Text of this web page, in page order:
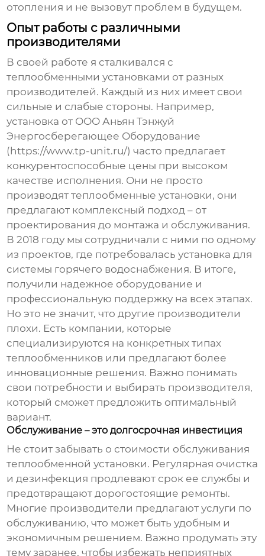
отопления и не вызовут проблем в будущем.
Опыт работы с различными
производителями
В своей работе я сталкивался с
теплообменными установками от разных
производителей. Каждый из них имеет свои
сильные и слабые стороны. Например,
установка от ООО Аньян Тэнжуй
Энергосберегающее Оборудование
(https://www.tp-unit.ru/) часто предлагает
конкурентоспособные цены при высоком
качестве исполнения. Они не просто
производяттеплообменные установки, они
предлагают комплексный подход – от
проектирования до монтажа и обслуживания.
В 2018 году мы сотрудничали с ними по одному
из проектов, где потребовалась установка для
системы горячего водоснабжения. В итоге,
получили надежное оборудование и
профессиональную поддержку на всех этапах.
Но это не значит, что другие производители
плохи. Есть компании, которые
специализируются на конкретных типах
теплообменников или предлагают более
инновационные решения. Важно понимать
свои потребности и выбирать производителя,
который сможет предложить оптимальный
вариант.
Обслуживание – это долгосрочная инвестиция
Не стоит забывать о стоимости обслуживания
теплообменной установки. Регулярная очистка
и дезинфекция продлевают срок ее службы и
предотвращают дорогостоящие ремонты.
Многие производители предлагают услуги по
обслуживанию, что может быть удобным и
экономичным решением. Важно продумать эту
тему заранее, чтобы избежать неприятных